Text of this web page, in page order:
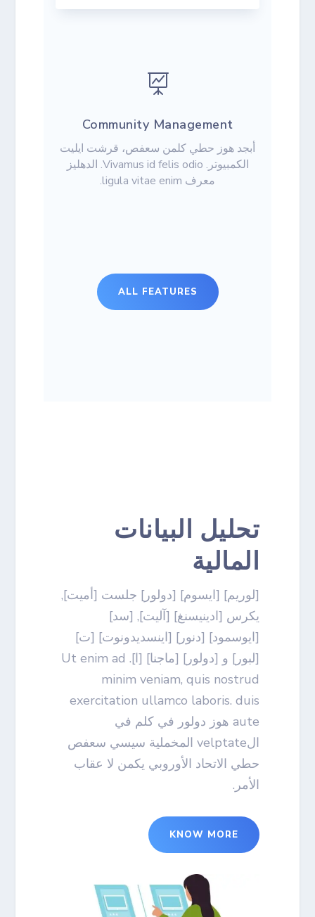

Community Management
أبجد هوز حطي كلمن سعفص، قرشت ايليت
الكمبيوتر. Vivamus id felis odio. الدهليز
معرف ligula vitae enim.
ALL FEATURES
تحليل البيانات
المالية
[لوريم] [ايسوم] [دولور] جلست [أميت],
يكرس [ادينيسنغ] [آليت], [سد]
[ايوسمود] [دنور] [اينسديدونوت] [ت]
[لبور] و [دولور] [ماجنا] [ا]. Ut enim ad
minim veniam, quis nostrud
exercitation ullamco laboris. duis
aute هوز دولور في كلم في
الvelptate المخملية سيسي سعفص
حطي الاتحاد الأوروبي يكمن لا عقاب
الأمر.
KNOW MORE